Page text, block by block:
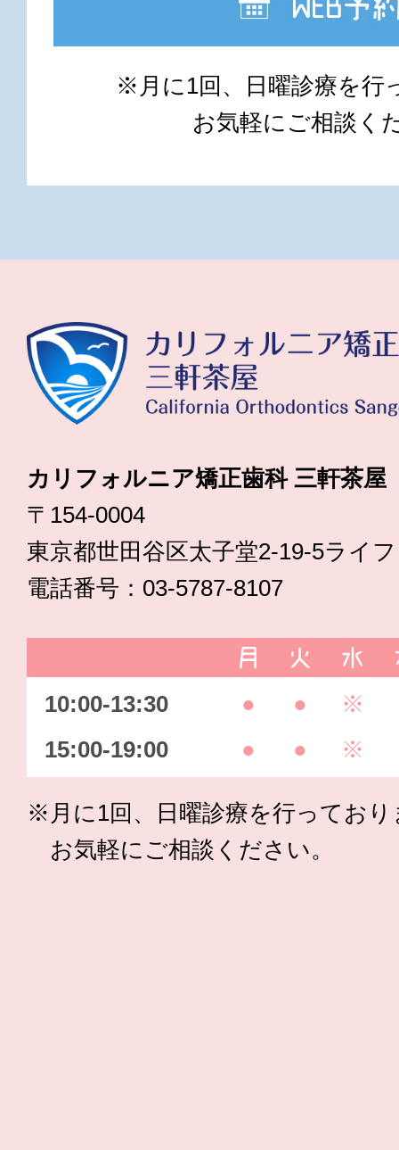
※月に1回、日曜診療を行
お気軽にご相談く
カリフォルニア矯正歯科 三軒茶屋
〒154-0004
東京都世田谷区太子堂2-19-5ライ
電話番号：03-5787-8107
月 火 水
10:00-13:30 ● ● ※
15:00-19:00
● ● ※
※月に1回、日曜診療を行っており
お気軽にご相談ください。